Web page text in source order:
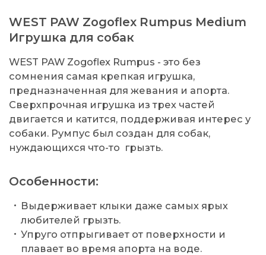
WEST PAW Zogoflex Rumpus Medium
Игрушка для собак
WEST PAW Zogoflex Rumpus - это без
сомнения самая крепкая игрушка,
предназначенная для жевания и апорта.
Сверхпрочная игрушка из трех частей
двигается и катится, поддерживая интерес у
собаки. Румпус был создан для собак,
нуждающихся что-то грызть.
Особенности:
Выдерживает клыки даже самых ярых
любителей грызть.
Упруго отпрыгивает от поверхности и
плавает во время апорта на воде.